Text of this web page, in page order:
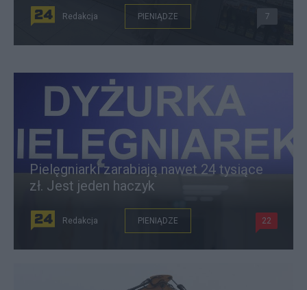
Redakcja PIENIĄDZE 7
Pielęgniarki zarabiają nawet 24 tysiące
zł. Jest jeden haczyk
Redakcja PIENIĄDZE 22